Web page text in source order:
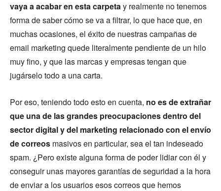
vaya a acabar en esta carpetay realmente no tenemos
forma de saber cómo se va a filtrar, lo que hace que, en
muchas ocasiones, el éxito de nuestras campañas de
email marketing quede literalmente pendiente de un hilo
muy fino, y que las marcas y empresas tengan que
jugárselo todo a una carta.
Por eso, teniendo todo esto en cuenta, no es de extrañar
que una de las grandes preocupaciones dentro del
sector digital y del marketing relacionado con el envío
de correos masivos en particular, sea el tan indeseado
spam. ¿Pero existe alguna forma de poder lidiar con él y
conseguir unas mayores garantías de seguridad a la hora
de enviar a los usuarios esos correos que hemos